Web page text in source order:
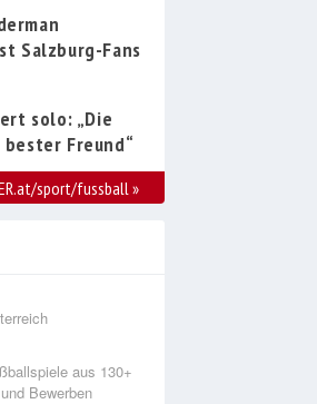
Salzburg-Fans
solo: „Die
Freund“
sport/fussball »
aus 130+
Bewerben